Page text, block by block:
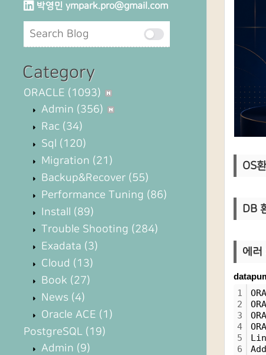
박영민 ympark.pro@gmail.com
Category
ORACLE (1093)
Admin (356)
Rac (34)
Sql (120)
Migration (21)
Backup&Recover (55)
Performance Tuning (86)
Install (89)
Trouble Shooting (284)
Exadata (3)
Cloud (13)
Book (27)
News (4)
Oracle ACE (1)
PostgreSQL (19)
Admin (9)
OS
DB
에러
1
2
3
4
5
6
ORA
ORA
ORA
ORA